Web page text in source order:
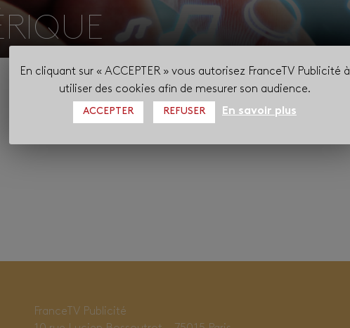
FranceTV Publicité
En cliquant sur « ACCEPTER » vous autorisez FranceTV Publicité à
utiliser des cookies afin de mesurer son audience.
ACCEPTER REFUSER En savoir plus